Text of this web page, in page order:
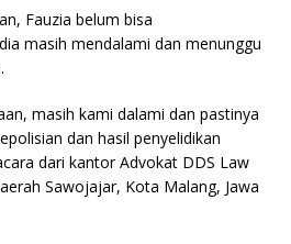
Fauzia belum bisa
masih mendalami dan menunggu
masih kami dalami dan pastinya
dan hasil penyelidikan
dari kantor Advokat DDS Law
Sawojajar, Kota Malang, Jawa